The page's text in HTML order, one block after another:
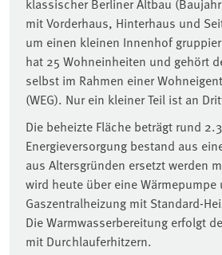
mit Vorderhaus, Hinterhaus und
um einen kleinen Innenhof
hat 25 Wohneinheiten und gehört
selbst im Rahmen einer
(WEG). Nur ein kleiner Teil ist an
Die beheizte Fläche beträgt rund
Energieversorgung bestand aus
aus Altersgründen ersetzt werden
wird heute über eine Wärmepumpe
Gaszentralheizung mit Standard-
Die Warmwasserbereitung erfolgt
mit Durchlauferhitzern.